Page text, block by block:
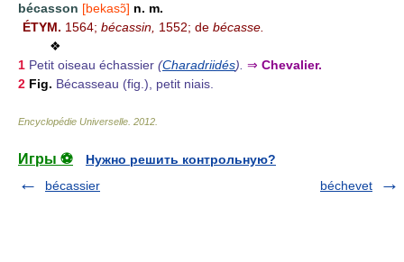
bécasson [bekasɔ̃] n. m.
ÉTYM. 1564; bécassin, 1552; de bécasse.
❖
1 Petit oiseau échassier (Charadriidés). ⇒ Chevalier.
2 Fig. Bécasseau (fig.), petit niais.
Encyclopédie Universelle 2012
Игры ⚽
Нужно решить контрольную?
bécassier
béchevet